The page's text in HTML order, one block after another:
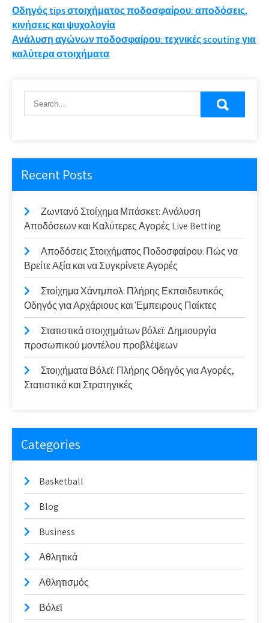
Post
navigation
Οδηγός tips στοιχήματος ποδοσφαίρου: αποδόσεις,
κινήσεις και ψυχολογία
Ανάλυση αγώνων ποδοσφαίρου: τεχνικές scouting για
καλύτερα στοιχήματα
Recent Posts
Ζωντανό Στοίχημα Μπάσκετ: Ανάλυση
Αποδόσεων και Καλύτερες Αγορές Live Betting
Αποδόσεις Στοιχήματος Ποδοσφαίρου: Πώς να
Βρείτε Αξία και να Συγκρίνετε Αγορές
Στοίχημα Χάντμπολ: Πλήρης Εκπαιδευτικός
Οδηγός για Αρχάριους και Έμπειρους Παίκτες
Στατιστικά στοιχημάτων βόλεϊ: Δημιουργία
προσωπικού μοντέλου προβλέψεων
Στοιχήματα Βόλεϊ: Πλήρης Οδηγός για Αγορές,
Στατιστικά και Στρατηγικές
Categories
Basketball
Blog
Business
Αθλητικά
Αθλητισμός
Βόλεϊ